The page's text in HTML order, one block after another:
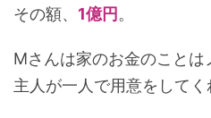
その額、 1億円 。
Mさんは家のお金のこと
主人が一人で用意をしてく